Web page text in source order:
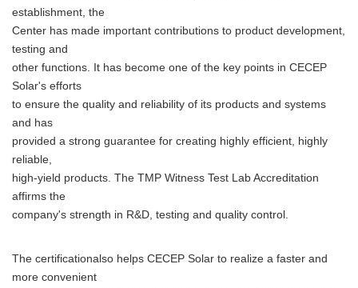
establishment, the
Center has made important contributions to product development,
testing and
other functions. It has become one of the key points in CECEP
Solar's efforts
to ensure the quality and reliability of its products and systems
and has
provided a strong guarantee for creating highly efficient, highly
reliable,
high-yield products. The TMP Witness Test Lab Accreditation
affirms the
company's strength in R&D, testing and quality control.
The certificationalso helps CECEP Solar to realize a faster and
more convenient